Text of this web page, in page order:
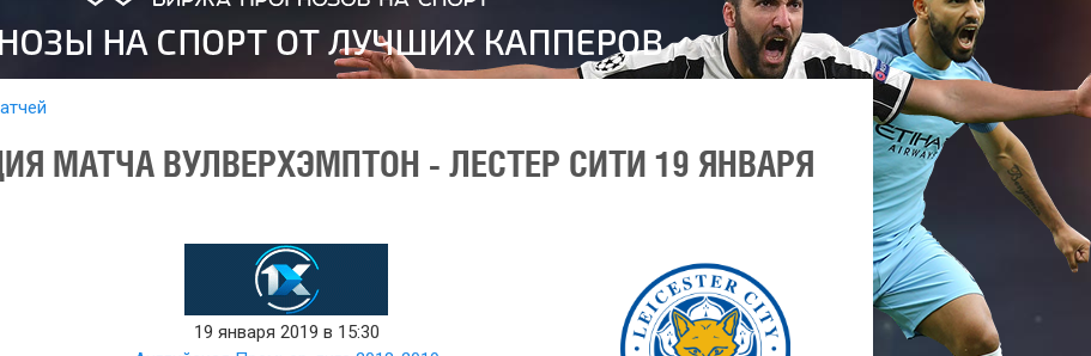
МАТЧА ВУЛВЕРХЭМПТОН - ЛЕСТЕР СИТИ 19 ЯНВАРЯ
19 января 2019 в 15:30